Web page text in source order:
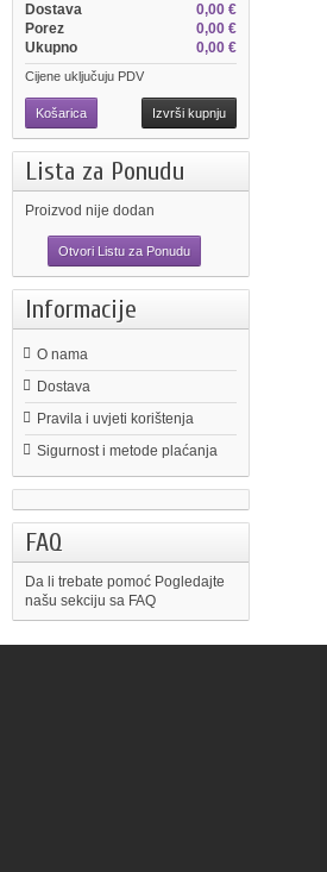
0,00 €
Dostava
0,00 €
Porez
0,00 €
Ukupno
Cijene uključuju PDV
Košarica Izvrši kupnju
Lista za Ponudu
Proizvod nije dodan
Otvori Listu za Ponudu
Informacije
O nama
Dostava
Pravila i uvjeti korištenja
Sigurnost i metode plaćanja
FAQ
Da li trebate pomoć Pogledajte
našu sekciju sa FAQ